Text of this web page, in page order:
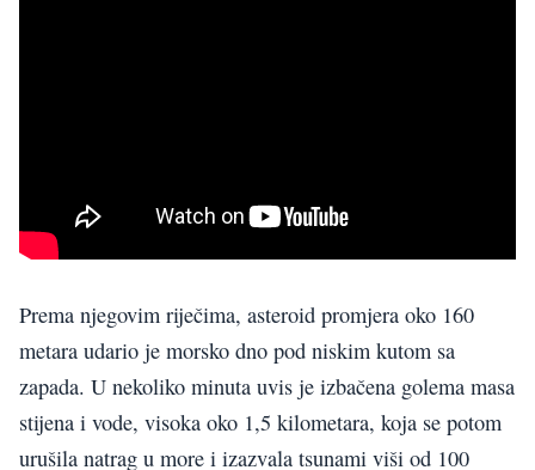
Prema njegovim riječima, asteroid promjera oko 160
metara udario je morsko dno pod niskim kutom sa
zapada. U nekoliko minuta uvis je izbačena golema masa
stijena i vode, visoka oko 1,5 kilometara, koja se potom
urušila natrag u more i izazvala tsunami viši od 100